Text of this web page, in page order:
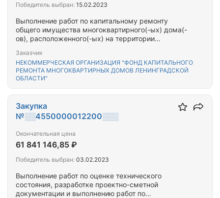
Выполнение работ по капитальному ремонту
общего имущества многоквартирного(-ых) дома(-
ов), расположенного(-ых) на территории
Ленинградской области
Заказчик
НЕКОММЕРЧЕСКАЯ ОРГАНИЗАЦИЯ "ФОНД КАПИТАЛЬНОГО
РЕМОНТА МНОГОКВАРТИРНЫХ ДОМОВ ЛЕНИНГРАДСКОЙ
ОБЛАСТИ"
Победитель выбран: 15.02.2023
Выполнение работ по оценке технического
состояния, разработке проектно-сметной
документации и выполнению работ по
Закупка
№░░4550000012200░░░
Окончательная цена
61 841 146,85 ₽
Победитель выбран: 03.02.2023